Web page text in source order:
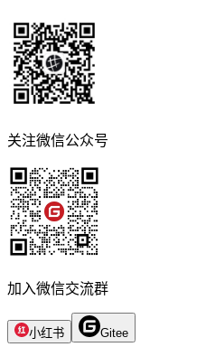
关注微信公众号
加入微信交流群
小红书 Gitee